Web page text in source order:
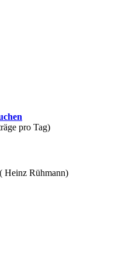
pro Tag)
Heinz Rühmann)